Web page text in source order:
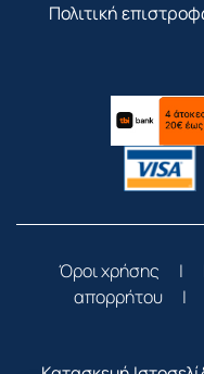
Πολιτική
Όροι χρήσης |
απορρήτου
|